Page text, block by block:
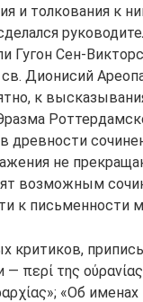
и толкования к
Гугон Сен-
Дионисий
к
древности
не
возможным
к письменности
критиков,
— περί της
«Об